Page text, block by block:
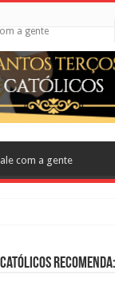
a gente
com a gente
CinemaRecomenda: